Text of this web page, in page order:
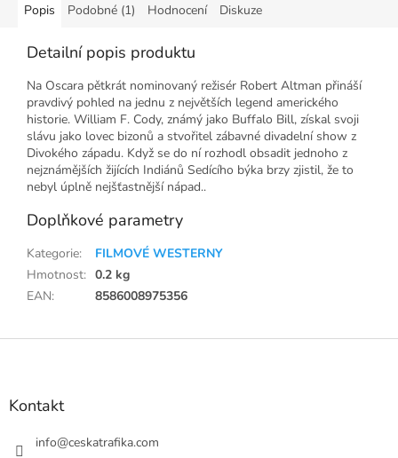
Popis Podobné (1) Hodnocení Diskuze
Detailní popis produktu
Na Oscara pětkrát nominovaný režisér Robert Altman přináší
pravdivý pohled na jednu z největších legend amerického
historie. William F. Cody, známý jako Buffalo Bill, získal svoji
slávu jako lovec bizonů a stvořitel zábavné divadelní show z
Divokého západu. Když se do ní rozhodl obsadit jednoho z
nejznámějších žijících Indiánů Sedícího býka brzy zjistil, že to
nebyl úplně nejšťastnější nápad..
Doplňkové parametry
Kategorie:
FILMOVÉ WESTERNY
Hmotnost: 0.2 kg
EAN: 8586008975356
Z
Kontakt
info@ceskatrafika.com